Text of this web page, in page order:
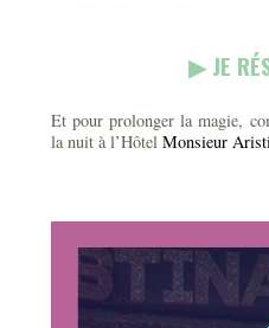
▶︎ JE
Et pour prolonger la magie,
la nuit à l’Hôtel Monsieur